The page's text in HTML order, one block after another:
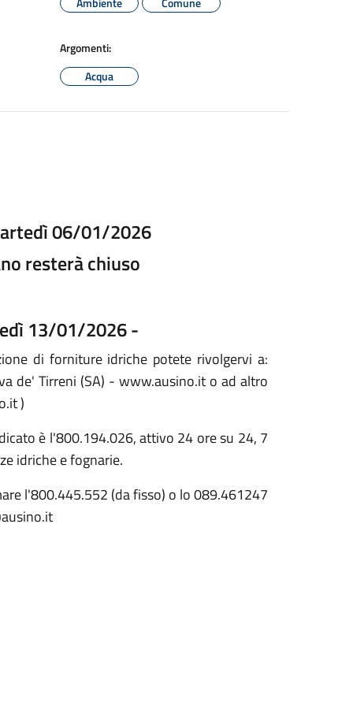
Argomenti:
Acqua
06/01/2026
resterà chiuso
13/01/2026 -
di forniture idriche potete rivolgervi a:
de' Tirreni (SA) - www.ausino.it o ad altro
)
è l'800.194.026, attivo 24 ore su 24, 7
idriche e fognarie.
l'800.445.552 (da fisso) o lo 089.461247